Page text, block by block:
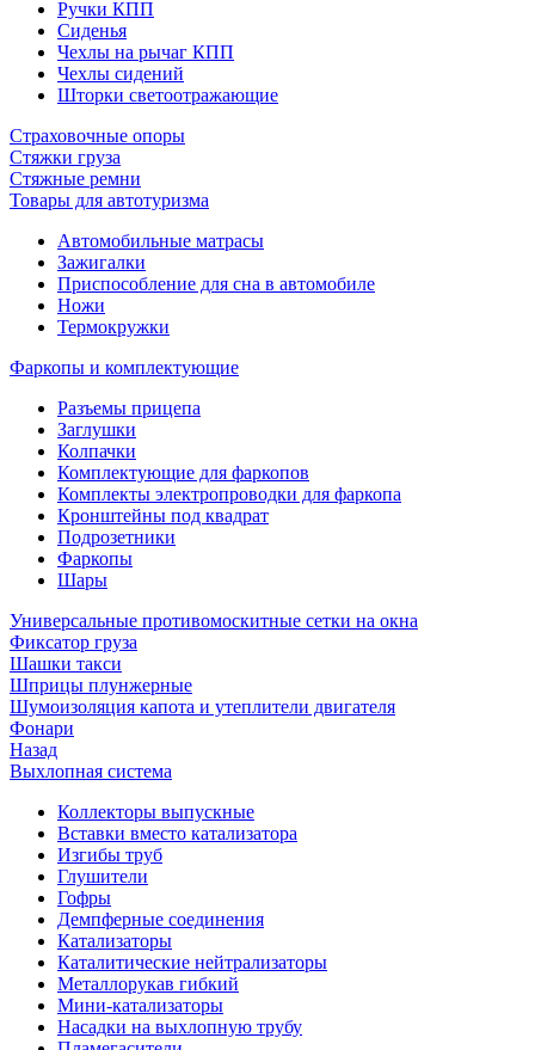
Ручки КПП
Сиденья
Чехлы на рычаг КПП
Чехлы сидений
Шторки светоотражающие
Страховочные опоры
Стяжки груза
Стяжные ремни
Товары для автотуризма
Автомобильные матрасы
Зажигалки
Приспособление для сна в автомобиле
Ножи
Термокружки
Фаркопы и комплектующие
Разъемы прицепа
Заглушки
Колпачки
Комплектующие для фаркопов
Комплекты электропроводки для фаркопа
Кронштейны под квадрат
Подрозетники
Фаркопы
Шары
Универсальные противомоскитные сетки на окна
Фиксатор груза
Шашки такси
Шприцы плунжерные
Шумоизоляция капота и утеплители двигателя
Фонари
Назад
Выхлопная система
Коллекторы выпускные
Вставки вместо катализатора
Изгибы труб
Глушители
Гофры
Демпферные соединения
Катализаторы
Каталитические нейтрализаторы
Металлорукав гибкий
Мини-катализаторы
Насадки на выхлопную трубу